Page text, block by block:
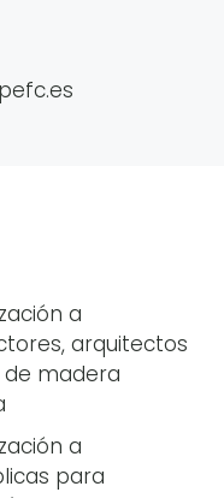
a
arquitectos
madera
a
para